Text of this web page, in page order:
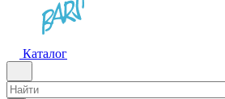
Каталог